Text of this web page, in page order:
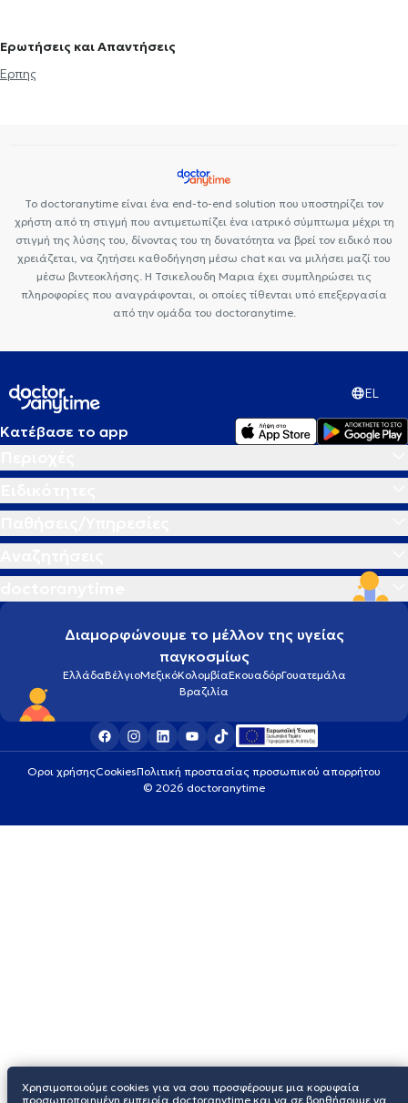
μεταδιδόμενα νοσήματα (ΣΜΝ)
Ακμής
Ερωτήσεις και Απαντήσεις
Έρπης
Το doctoranytime είναι ένα end-to-end solution που υποστηρίζει τον
χρήστη από τη στιγμή που αντιμετωπίζει ένα ιατρικό σύμπτωμα μέχρι τη
στιγμή της λύσης του, δίνοντας του τη δυνατότητα να βρεί τον ειδικό που
χρειάζεται, να ζητήσει καθοδήγηση μέσω chat και να μιλήσει μαζί του
μέσω βιντεοκλήσης. Η Τσικελουδη Μαρια έχει συμπληρώσει τις
πληροφορίες που αναγράφονται, οι οποίες τίθενται υπό επεξεργασία
από την ομάδα του doctoranytime.
EL
Κατέβασε το app
Διαμορφώνουμε το μέλλον της υγείας
παγκοσμίως
ΕλλάδαΒέλγιοΜεξικόΚολομβίαΕκουαδόρΓουατεμάλα
Βραζιλία
Οροι χρήσηςCookiesΠολιτική προστασίας προσωπικού απορρήτου
© 2026 doctoranytime
Χρησιμοποιούμε cookies για να σου προσφέρουμε μια κορυφαία
προσωποποιημένη εμπειρία doctoranytime και να σε βοηθήσουμε να